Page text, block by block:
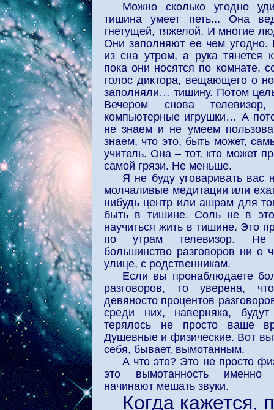
Можно сколько угодно
тишина умеет петь... Она
гнетущей, тяжелой. И многие
Они заполняют ее чем угодно.
из сна утром, а рука тянется
пока они носятся по комнате,
голос диктора, вещающего о
заполняли… тишину. Потом
Вечером снова
компьютерные игрушки… А
не знаем и не умеем
знаем, что это, быть может,
учитель. Она – тот, кто может
самой грязи. Не меньше.
Я не буду уговаривать вас
молчаливые медитации или
нибудь центр или ашрам для
быть в тишине. Соль не в
научиться жить в тишине. Это
по утрам телевизор. Не
большинство разговоров ни о
улице, с родственникам.
Если вы пронаблюдаете
разговоров, то уверена,
девяносто процентов
среди них, наверняка,
терялось не просто ваше
Душевные и физические. Вот
себя, бывает, вымотанным.
А что это? Это не просто
это вымотанность именно
начинают мешать звуки.
Когда кажется,